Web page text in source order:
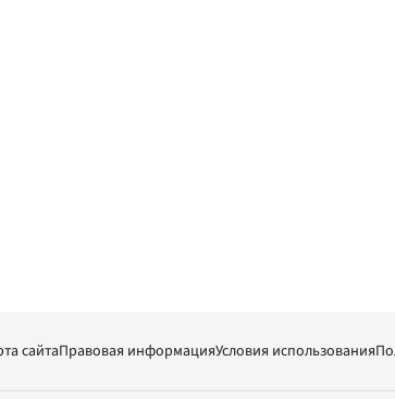
сайтаПравовая информацияУсловия использования